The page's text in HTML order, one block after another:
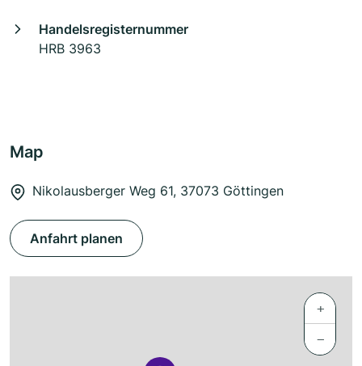
Handelsregisternummer
HRB 3963
Map
Nikolausberger Weg 61, 37073 Göttingen
Anfahrt planen
+
−